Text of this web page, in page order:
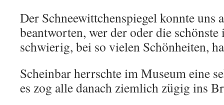
Der Schneewittchenspiegel konnte uns
beantworten, wer der oder die
schwierig, bei so vielen Schönheiten,
Scheinbar herrschte im Museum eine
es zog alle danach ziemlich zügig ins